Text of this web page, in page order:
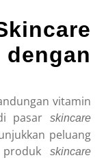
vitamin
pasar
skincare
peluang
skincare